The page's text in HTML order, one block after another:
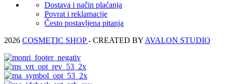
Dostava i način plaćanja
Povrat i reklamacije
Često postavljena pitanja
2026 COSMETIC SHOP- CREATED BY AVALON STUDIO